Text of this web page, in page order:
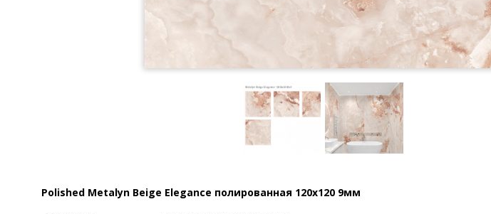
Polished Metalyn Beige Elegance полированная 120x120 9мм